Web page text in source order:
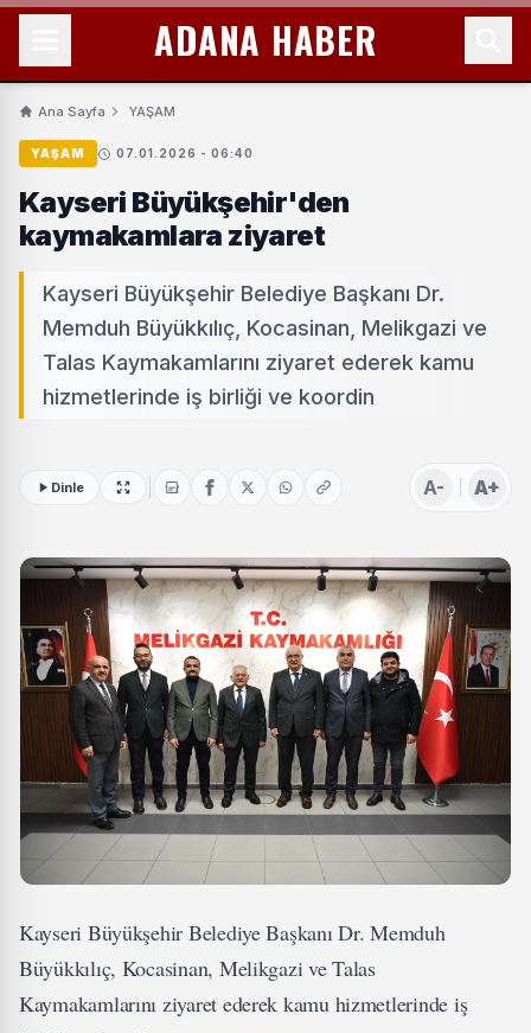
ADANA HABER
Ana Sayfa YAŞAM
YAŞAM 07.01.2026 - 06:40
Kayseri Büyükşehir'den
kaymakamlara ziyaret
Kayseri Büyükşehir Belediye Başkanı Dr.
Memduh Büyükkılıç, Kocasinan, Melikgazi ve
Talas Kaymakamlarını ziyaret ederek kamu
hizmetlerinde iş birliği ve koordin
Dinle A- A+
Kayseri Büyükşehir Belediye Başkanı Dr. Memduh
Büyükkılıç, Kocasinan, Melikgazi ve Talas
Kaymakamlarını ziyaret ederek kamu hizmetlerinde iş